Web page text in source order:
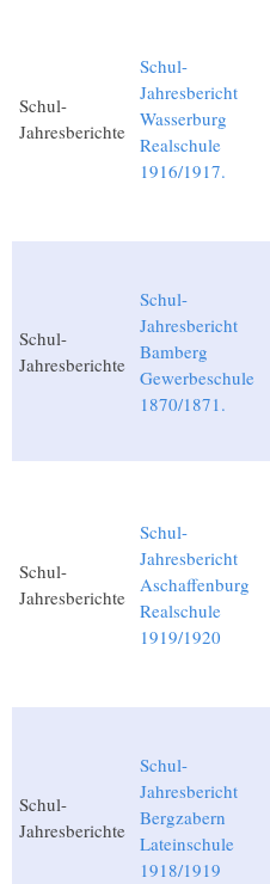
Schul-
Jahresberichte
Schul-
Jahresbericht
Wasserburg
Realschule
1916/1917.
Schul-
Jahresberichte
Schul-
Jahresbericht
Bamberg
Gewerbeschule
1870/1871.
Schul-
Jahresberichte
Schul-
Jahresbericht
Aschaffenburg
Realschule
1919/1920
Schul-
Jahresberichte
Schul-
Jahresbericht
Bergzabern
Lateinschule
1918/1919